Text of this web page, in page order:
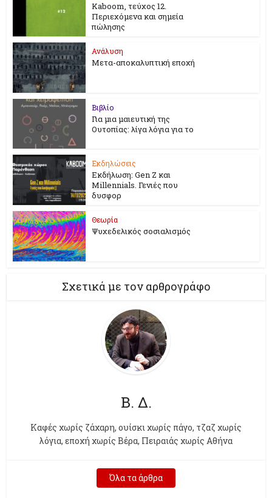
Kaboom, τεύχος 12.
Περιεχόμενα και σημεία
πώλησης
Ανάλυση
Μετα-αποκαλυπτική εποχή
Βιβλίο
Για μια μαιευτική της
Ουτοπίας: λίγα λόγια για το
Εκδηλώσεις
Εκδήλωση: Gen Z και
Millennials. Γενιές που
δυσφορ
Θεωρία
Ψυχεδελικός σοσιαλισμός
Σχετικά με τον αρθρογράφο
Β. Δ.
Kαφές χωρίς ζάχαρη, ουίσκι χωρίς πάγο, τζαζ χωρίς
λόγια, εποχή χωρίς Βέρα, Πειραιάς χωρίς Αθήνα
Όλα τα άρθρα